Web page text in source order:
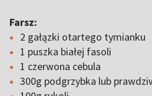
Farsz:
2 gałązki otartego tymianku
1 puszka białej fasoli
1 czerwona cebula
300g podgrzybka lub